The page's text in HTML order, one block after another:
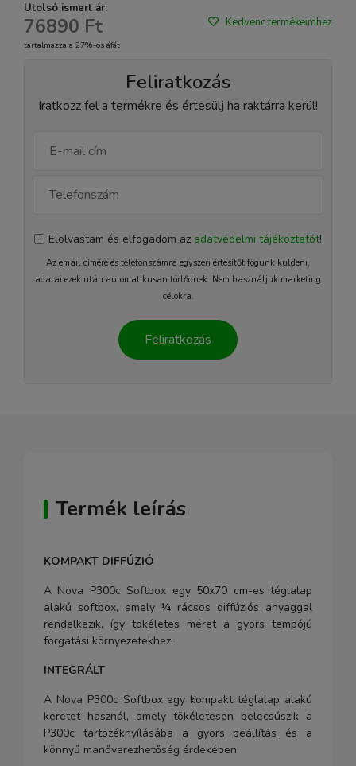
Utolsó ismert ár:
76890 Ft
tartalmazza a 27%-os áfát
Kedvenc termékeimhez
Feliratkozás
Iratkozz fel a termékre és értesülj ha raktárra kerül!
Elolvastam és elfogadom az adatvédelmi tájékoztatót!
Az email címére és telefonszámra egyszeri értesítőt fogunk küldeni,
adatai ezek után automatikusan törlődnek. Nem használjuk marketing
célokra.
Feliratkozás
Termék leírás
KOMPAKT DIFFÚZIÓ
A Nova P300c Softbox egy 50x70 cm-es téglalap
alakú softbox, amely ¼ rácsos diffúziós anyaggal
rendelkezik, így tökéletes méret a gyors tempójú
forgatási környezetekhez.
INTEGRÁLT
A Nova P300c Softbox egy kompakt téglalap alakú
keretet használ, amely tökéletesen belecsúszik a
P300c tartozéknyílásába a gyors beállítás és a
könnyű manőverezhetőség érdekében.